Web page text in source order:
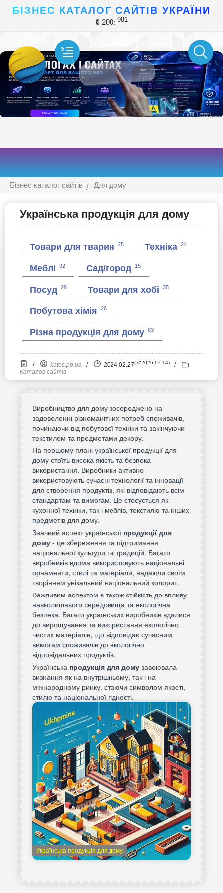
БІЗНЕС КАТАЛОГ САЙТІВ УКРАЇНИ
🚦 200: 981
Бізнес каталог сайтів Для дому
Українська продукція для дому
Товари для тварин 25 Техніка 24
Меблі 92 Сад/город 15
Посуд 28 Товари для хобі 35
Побутова хімія 26
Різна продукція для дому 83
/ katos.pp.ua / 2024.02.27( ⮍2026-07-14)
/
Каталог сайтів
Виробництво для дому зосереджено на
задоволенні різноманітних потреб споживачів,
починаючи від побутової техніки та закінчуючи
текстилем та предметами декору.
На першому плані української продукції для
дому стоїть висока якість та безпека
використання. Виробники активно
використовують сучасні технології та інновації
для створення продуктів, які відповідають всім
стандартам та вимогам. Це стосується як
кухонної техніки, так і меблів, текстилю та інших
предметів для дому.
Значний аспект української продукції для
дому - це збереження та підтримання
національної культури та традицій. Багато
виробників вдома використовують національні
орнаменти, стилі та матеріали, надаючи своїм
творінням унікальний національний колорит.
Важливим аспектом є також стійкість до впливу
навколишнього середовища та екологічна
безпека. Багато українських виробників вдалися
до вирощування та використання екологічно
чистих матеріалів, що відповідає сучасним
вимогам споживачів до екологічно
відповідальних продуктів.
Українська продукція для дому завоювала
визнання як на внутрішньому, так і на
міжнародному ринку, стаючи символом якості,
стилю та національної гідності.
Українська продукція для дому